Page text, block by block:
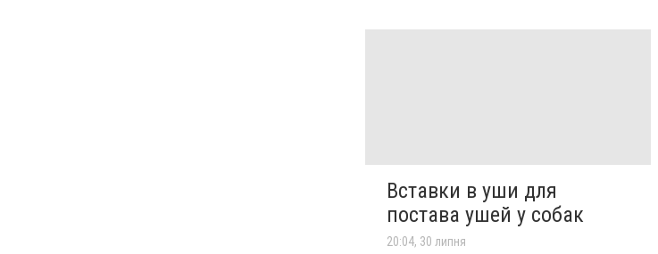
Вставки в уши для
постава ушей у собак
20:04, 30 липня